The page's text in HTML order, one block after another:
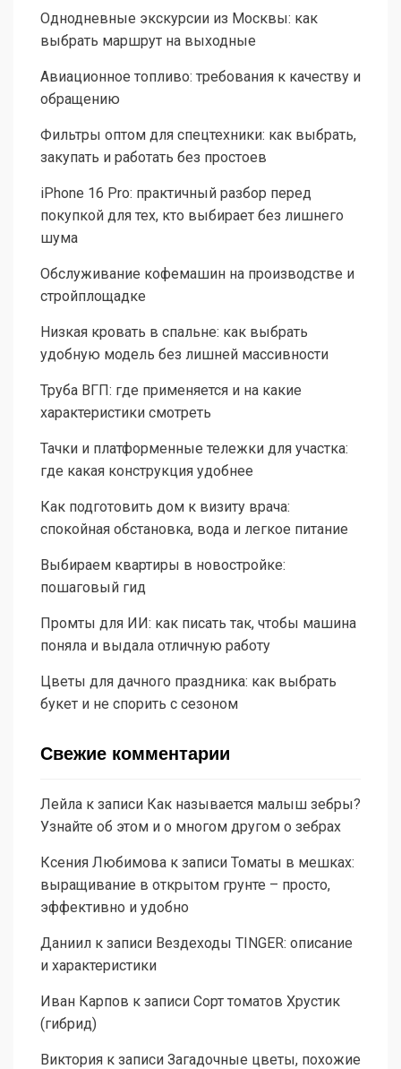
Однодневные экскурсии из Москвы: как
выбрать маршрут на выходные
Авиационное топливо: требования к качеству и
обращению
Фильтры оптом для спецтехники: как выбрать,
закупать и работать без простоев
iPhone 16 Pro: практичный разбор перед
покупкой для тех, кто выбирает без лишнего
шума
Обслуживание кофемашин на производстве и
стройплощадке
Низкая кровать в спальне: как выбрать
удобную модель без лишней массивности
Труба ВГП: где применяется и на какие
характеристики смотреть
Тачки и платформенные тележки для участка:
где какая конструкция удобнее
Как подготовить дом к визиту врача:
спокойная обстановка, вода и легкое питание
Выбираем квартиры в новостройке:
пошаговый гид
Промты для ИИ: как писать так, чтобы машина
поняла и выдала отличную работу
Цветы для дачного праздника: как выбрать
букет и не спорить с сезоном
Свежие комментарии
Лейла к записи Как называется малыш зебры?
Узнайте об этом и о многом другом о зебрах
Ксения Любимова к записи Томаты в мешках:
выращивание в открытом грунте – просто,
эффективно и удобно
Даниил к записи Вездеходы TINGER: описание
и характеристики
Иван Карпов к записи Сорт томатов Хрустик
(гибрид)
Виктория к записи Загадочные цветы, похожие